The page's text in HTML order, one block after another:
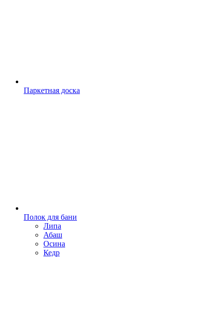
Паркетная доска
Полок для бани
Липа
Абаш
Осина
Кедр